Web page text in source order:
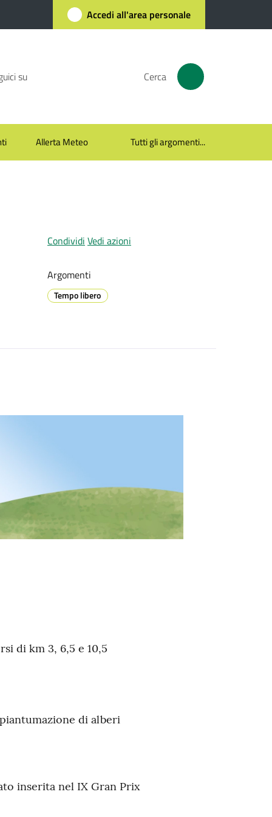
Accedi all'area personale
su Cerca
Allerta Meteo Tutti gli argomenti...
Condividi Vedi azioni
Argomenti
Tempo libero
di km 3, 6,5 e 10,5
di alberi
inserita nel IX Gran Prix